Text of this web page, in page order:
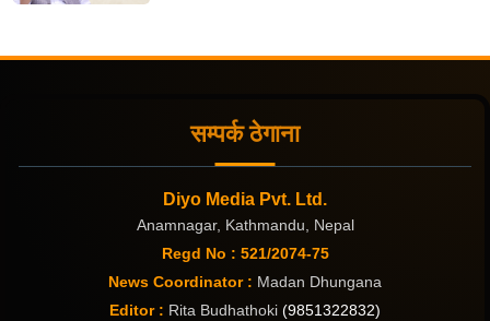
सम्पर्क ठेगाना
Diyo Media Pvt. Ltd.
Anamnagar, Kathmandu, Nepal
Regd No : 521/2074-75
News Coordinator : Madan Dhungana
Editor : Rita Budhathoki (9851322832)